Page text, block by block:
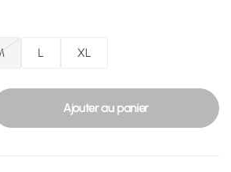
L XL
Ajouter au panier